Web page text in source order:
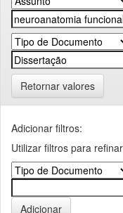
Retornar valores
Adicionar filtros:
Utilizar filtros para